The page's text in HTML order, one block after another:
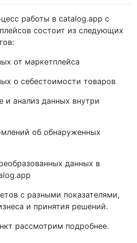
работы в catalog.app с
состоит из следующих
от маркетплейса
о себестоимости товаров
и анализ данных внутри
об обнаруженных
данных в
с разными показателями,
и принятия решений.
рассмотрим подробнее.